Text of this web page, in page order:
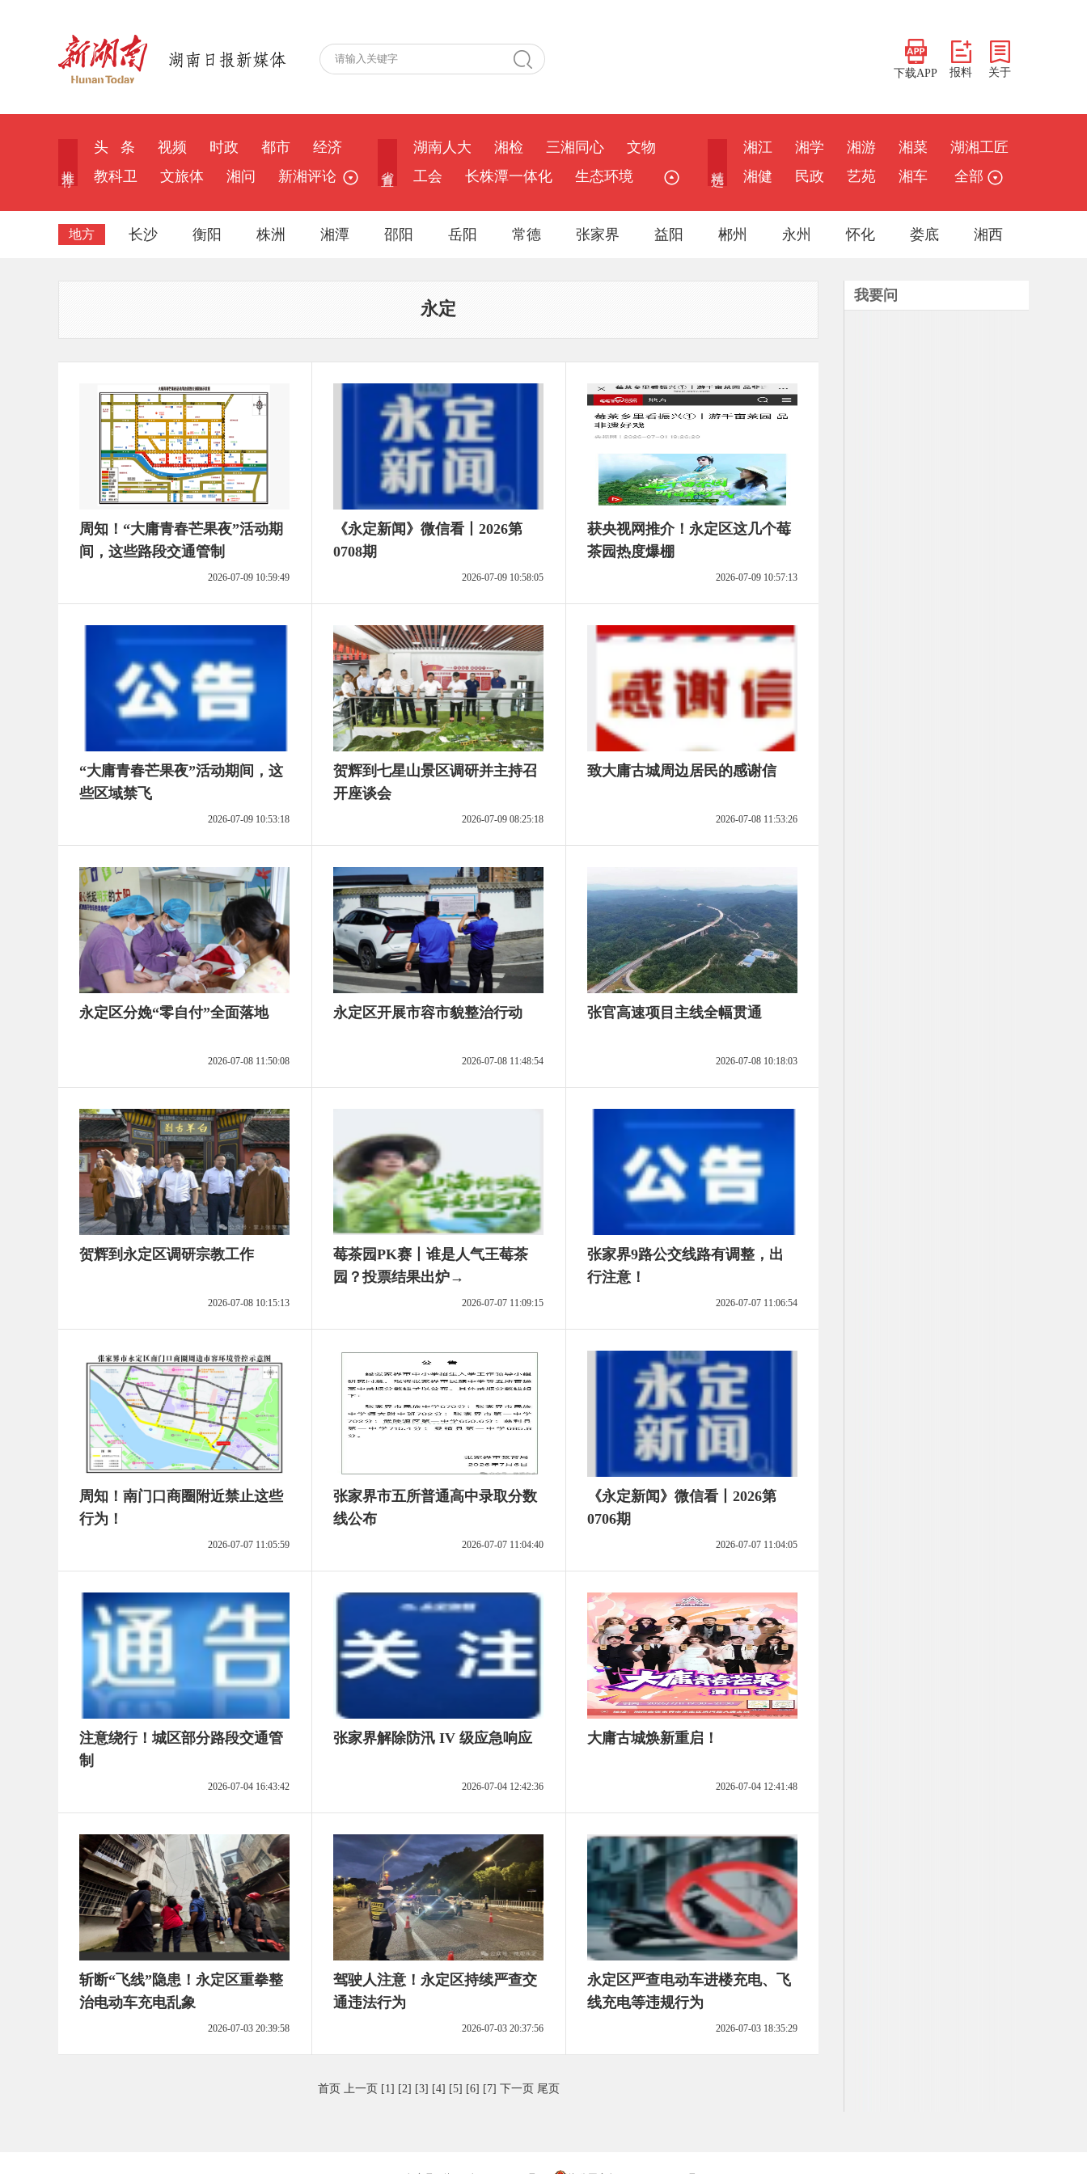
下载APP 报料 关于
头 条 视频 时政 都市
经济
教科卫
文旅体 湘问 新湘评论
湖南人大 湘检 三湘同心
文物
工会
长株潭一体化 生态环境
湘江 湘学 湘游 湘菜
湖湘工匠
湘健
民政 艺苑 湘车 全部
地方 长沙 衡阳 株洲 湘潭 邵阳 岳阳 常德 张家界 益阳 郴州 永州 怀化 娄底 湘西
永定
周知！“大庸青春芒果夜”活动期
间，这些路段交通管制
2026-07-09 10:59:49
《永定新闻》微信看丨2026第
0708期
2026-07-09 10:58:05
获央视网推介！永定区这几个莓
茶园热度爆棚
2026-07-09 10:57:13
“大庸青春芒果夜”活动期间，这
些区域禁飞
2026-07-09 10:53:18
贺辉到七星山景区调研并主持召
开座谈会
2026-07-09 08:25:18
致大庸古城周边居民的感谢信
2026-07-08 11:53:26
永定区分娩“零自付”全面落地
2026-07-08 11:50:08
永定区开展市容市貌整治行动
2026-07-08 11:48:54
张官高速项目主线全幅贯通
2026-07-08 10:18:03
贺辉到永定区调研宗教工作
2026-07-08 10:15:13
莓茶园PK赛丨谁是人气王莓茶
园？投票结果出炉→
2026-07-07 11:09:15
张家界9路公交线路有调整，出
行注意！
2026-07-07 11:06:54
周知！南门口商圈附近禁止这些
行为！
2026-07-07 11:05:59
张家界市五所普通高中录取分数
线公布
2026-07-07 11:04:40
《永定新闻》微信看丨2026第
0706期
2026-07-07 11:04:05
注意绕行！城区部分路段交通管
制
2026-07-04 16:43:42
张家界解除防汛 IV 级应急响应
2026-07-04 12:42:36
大庸古城焕新重启！
2026-07-04 12:41:48
斩断“飞线”隐患！永定区重拳整
治电动车充电乱象
2026-07-03 20:39:58
驾驶人注意！永定区持续严查交
通违法行为
2026-07-03 20:37:56
永定区严查电动车进楼充电、飞
线充电等违规行为
2026-07-03 18:35:29
首页 上一页 [1] [2] [3] [4] [5] [6] [7] 下一页 尾页
我要问